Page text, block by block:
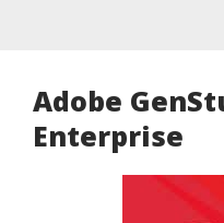
Adobe
Enterprise